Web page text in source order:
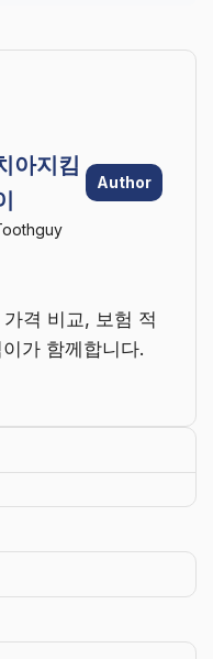
아지킴
Author
격 비교, 보험 적
가 함께합니다.